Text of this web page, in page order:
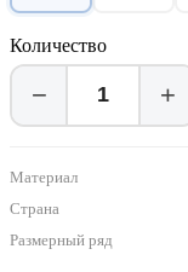
Количество
− +
Материал
Страна
Размерный ряд